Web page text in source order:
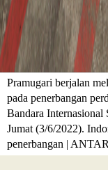
Pramugari berjalan
pada penerbangan
Bandara Internasional
Jumat (3/6/2022).
penerbangan |